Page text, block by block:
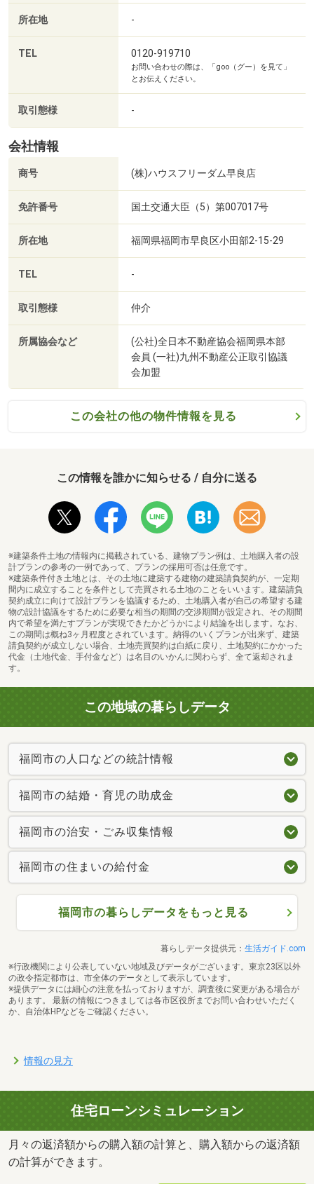
わかって便利な「お気に入り追加」をご活用下さい。
■弊社独自サービス■
・ファイナンシャルプランナーに資金計画を無料相談。
お子様が退屈しないよう、DVD、おもちゃ、絵本、ぬり絵
キッズスペース、おむつ替え台・授乳室も完備しておりま
すので
ご安心してご来店下さい。
所在地 -
TEL 0120-919710
お問い合わせの際は、「goo（グー）を見て」
とお伝えください。
取引態様 -
会社情報
商号 (株)ハウスフリーダム早良店
免許番号 国土交通大臣（5）第007017号
所在地 福岡県福岡市早良区小田部2-15-29
TEL -
取引態様 仲介
所属協会など
(公社)全日本不動産協会福岡県本部
会員 (一社)九州不動産公正取引協議
会加盟
この会社の他の物件情報を見る
この情報を誰かに知らせる / 自分に送る
※建築条件土地の情報内に掲載されている、建物プラン例は、土地購入者の設
計プランの参考の一例であって、プランの採用可否は任意です。
※建築条件付き土地とは、その土地に建築する建物の建築請負契約が、一定期
間内に成立することを条件として売買される土地のことをいいます。建築請負
契約成立に向けて設計プランを協議するため、土地購入者が自己の希望する建
物の設計協議をするために必要な相当の期間の交渉期間が設定され、その期間
内で希望を満たすプランが実現できたかどうかにより結論を出します。なお、
この期間は概ね3ヶ月程度とされています。納得のいくプランが出来ず、建築
請負契約が成立しない場合、土地売買契約は白紙に戻り、土地契約にかかった
代金（土地代金、手付金など）は名目のいかんに関わらず、全て返却されま
す。
この地域の暮らしデータ
福岡市の人口などの統計情報
福岡市の結婚・育児の助成金
福岡市の治安・ごみ収集情報
福岡市の住まいの給付金
福岡市の暮らしデータをもっと見る
暮らしデータ提供元： 生活ガイド.com
※行政機関により公表していない地域及びデータがございます。東京23区以外
の政令指定都市は、市全体のデータとして表示しています。
※提供データには細心の注意を払っておりますが、調査後に変更がある場合が
あります。 最新の情報につきましては各市区役所までお問い合わせいただく
か、自治体HPなどをご確認ください。
情報の見方
住宅ローンシミュレーション
月々の返済額からの購入額の計算と、購入額からの返済額
の計算ができます。